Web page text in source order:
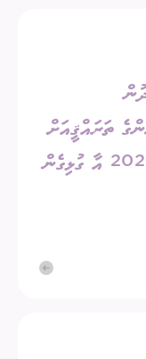
ތަރައްޤީއަށް
މަސައްކަތްކުރާ ކޮމިޓީގެ އިންތިޚާބު 2026 އާ ގުޅިގެން